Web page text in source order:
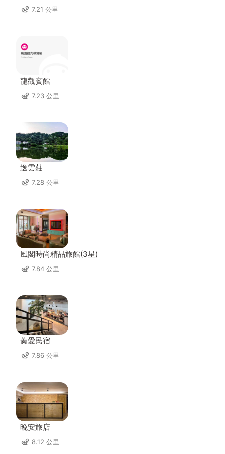
7.21 公里
龍觀賓館
7.23 公里
逸雲莊
7.28 公里
風閣時尚精品旅館(3星)
7.84 公里
蓁愛民宿
7.86 公里
晚安旅店
8.12 公里